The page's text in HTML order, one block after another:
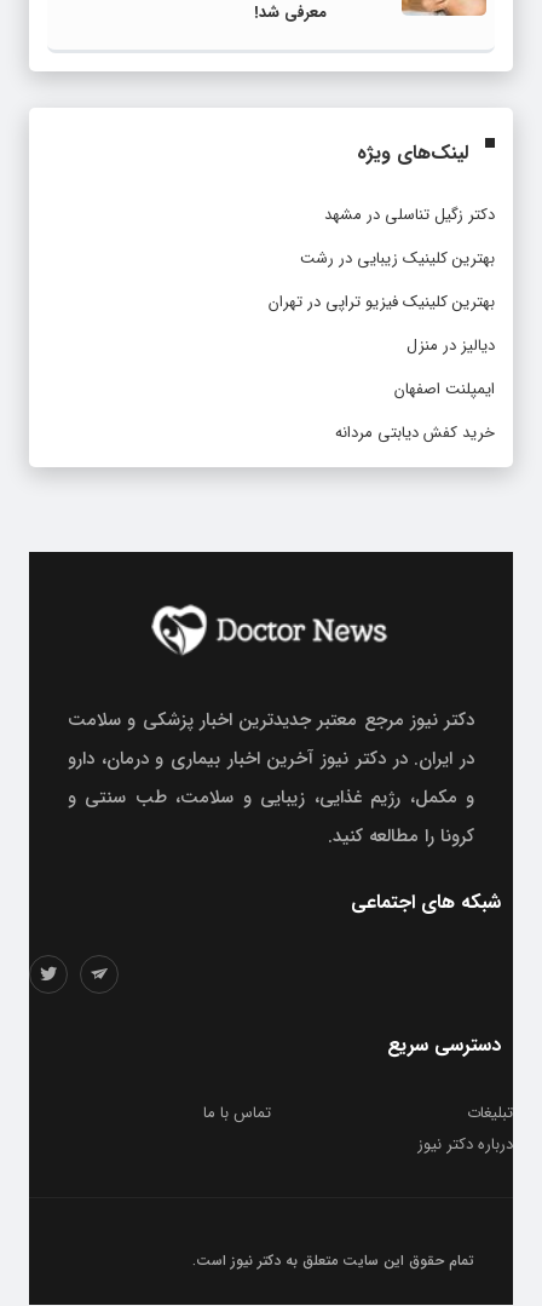
معرفی شد!
لینک‌های ویژه
دکتر زگیل تناسلی در مشهد
بهترین کلینیک زیبایی در رشت
بهترین کلینیک فیزیو تراپی در تهران
دیالیز در منزل
ایمپلنت اصفهان
خرید کفش دیابتی مردانه
دکتر نیوز مرجع معتبر جدیدترین اخبار پزشکی و سلامت
در ایران. در دکتر نیوز آخرین اخبار بیماری و درمان، دارو
و مکمل، رژیم غذایی، زیبایی و سلامت، طب سنتی و
کرونا را مطالعه کنید.
شبکه های اجتماعی
دسترسی سریع
تبلیغات
تماس با ما
درباره دکتر نیوز
تمام حقوق این سایت متعلق به دکتر نیوز است.